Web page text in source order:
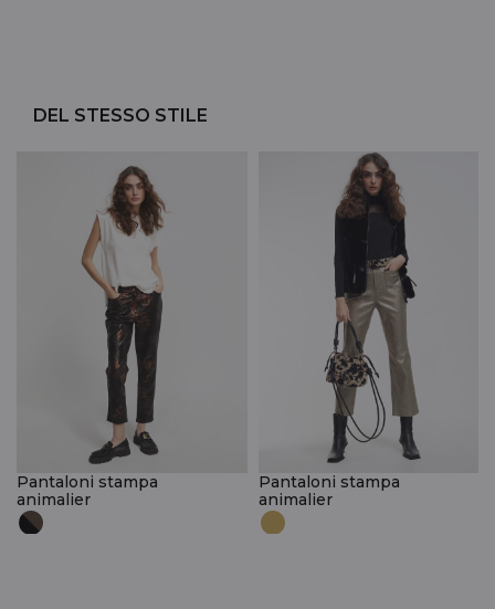
DEL STESSO STILE
Pantaloni stampa
animalier
Pantaloni stampa
animalier